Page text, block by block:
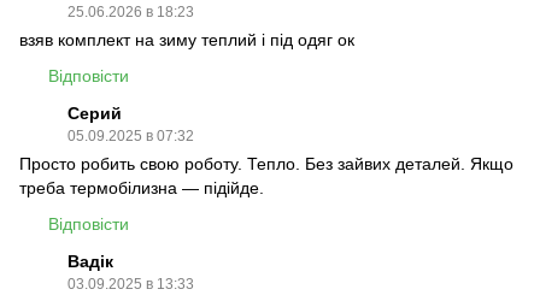
25.06.2026 в 18:23
взяв комплект на зиму теплий і під одяг ок
Відповісти
Серий
05.09.2025 в 07:32
Просто робить свою роботу. Тепло. Без зайвих деталей. Якщо
треба термобілизна — підійде.
Відповісти
Вадік
03.09.2025 в 13:33